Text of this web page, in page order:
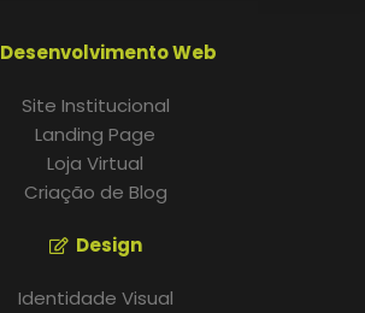
Desenvolvimento Web
Site Institucional
Landing Page
Loja Virtual
Criação de Blog
Design
Identidade Visual